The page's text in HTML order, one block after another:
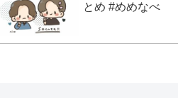
とめ #めめなべ